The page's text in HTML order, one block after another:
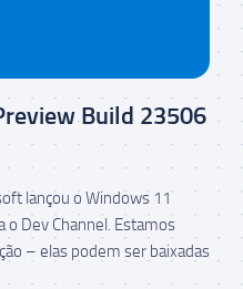
Build 23506
lançou o Windows 11
o Dev Channel. Estamos
– elas podem ser baixadas